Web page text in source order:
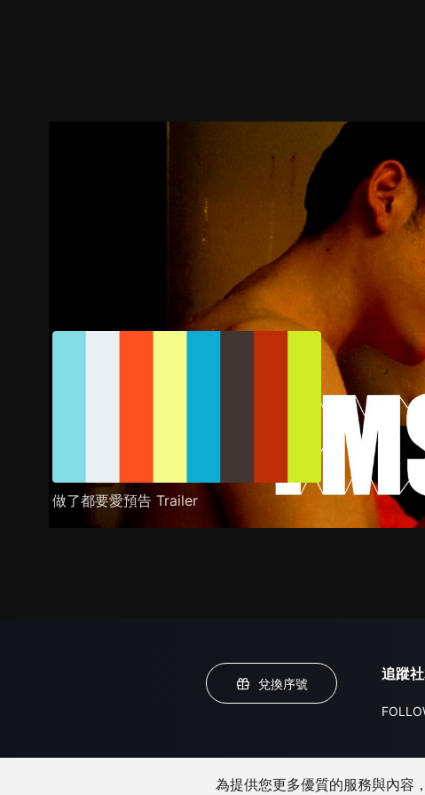
劇情介紹
做了都要愛預告 Trailer
兌換序號
追蹤
為提供您更多優質的服務與內容